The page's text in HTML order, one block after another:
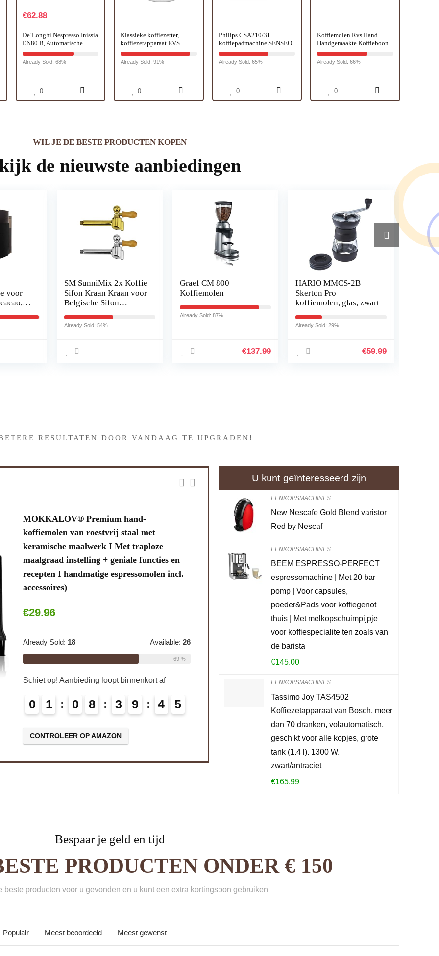
€62.88
De’Longhi Nespresso Inissia
EN80.B, Automatische
Koffiemachine, Capsule
Koffiemachine voor Één
Kopje, Welkomstset
Already Sold: 68%
0
Klassieke koffiezetter,
koffiezetapparaat RVS
veiligheidsventiel
Duurzaam voor
thuisgebruik(6 porties)
Already Sold: 91%
0
Philips CSA210/31
koffiepadmachine SENSEO
Original+, Roze
Already Sold: 65%
0
Koffiemolen Rvs Hand
Handgemaakte Koffieboon
Burr Grinder Molen Keuken
Tool Grinder Maat L
Already Sold: 66%
0
WIL JE DE BESTE PRODUCTEN KOPEN
de nieuwste aanbiedingen
voor
snel
SM SunniMix 2x Koffie
Sifon Kraan Kraan voor
Belgische Sifon
Vervanging
Already Sold: 54%
Graef CM 800
Koffiemolen
Already Sold: 87%
€137.99
HARIO MMCS-2B
Skerton Pro
koffiemolen, glas, zwart
Already Sold: 29%
€59.99
RESULTATEN DOOR VANDAAG TE UPGRADEN!
MOKKALOV® Premium hand-
koffiemolen van roestvrij staal met
keramische maalwerk I Met traploze
maalgraad instelling + geniale functies en
recepten I handmatige espressomolen incl.
accessoires)
€29.96
Already Sold: 18 Available: 26
69 %
Schiet op! Aanbieding loopt binnenkort af
0 1 0 8 3 9 4 4
CONTROLEER OP AMAZON
U kunt geïnteresseerd zijn
EENKOPSMACHINES
New Nescafe Gold Blend varistor
Red by Nescaf
EENKOPSMACHINES
BEEM ESPRESSO-PERFECT
espressomachine | Met 20 bar
pomp | Voor capsules,
poeder&Pads voor koffiegenot
thuis | Met melkopschuimpijpje
voor koffiespecialiteiten zoals van
de barista
€145.00
EENKOPSMACHINES
Tassimo Joy TAS4502
Koffiezetapparaat van Bosch, meer
dan 70 dranken, volautomatisch,
geschikt voor alle kopjes, grote
tank (1,4 l), 1300 W,
zwart/antraciet
€165.99
Bespaar je geld en tijd
PRODUCTEN ONDER € 150
beste producten voor u gevonden en u kunt een extra kortingsbon gebruiken
Populair Meest beoordeeld Meest gewenst